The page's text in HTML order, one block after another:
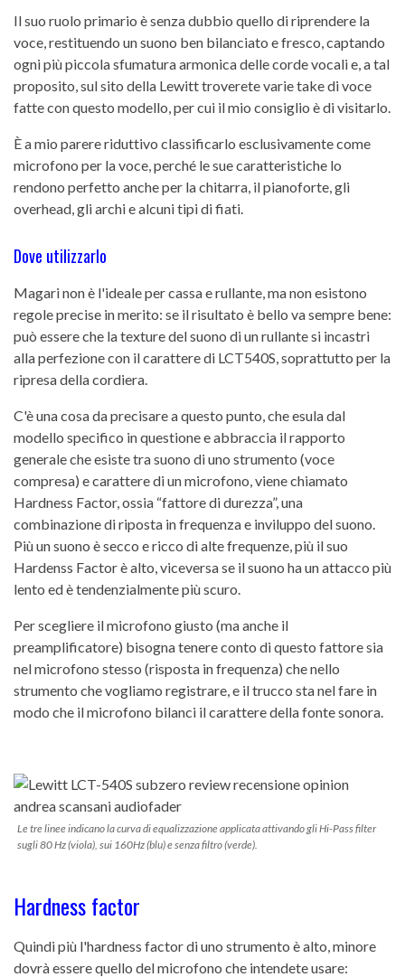
Il suo ruolo primario è senza dubbio quello di riprendere la
voce, restituendo un suono ben bilanciato e fresco, captando
ogni più piccola sfumatura armonica delle corde vocali e, a tal
proposito, sul sito della Lewitt troverete varie take di voce
fatte con questo modello, per cui il mio consiglio è di visitarlo.
È a mio parere riduttivo classificarlo esclusivamente come
microfono per la voce, perché le sue caratteristiche lo
rendono perfetto anche per la chitarra, il pianoforte, gli
overhead, gli archi e alcuni tipi di fiati.
Dove utilizzarlo
Magari non è l'ideale per cassa e rullante, ma non esistono
regole precise in merito: se il risultato è bello va sempre bene:
può essere che la texture del suono di un rullante si incastri
alla perfezione con il carattere di LCT540S, soprattutto per la
ripresa della cordiera.
C'è una cosa da precisare a questo punto, che esula dal
modello specifico in questione e abbraccia il rapporto
generale che esiste tra suono di uno strumento (voce
compresa) e carattere di un microfono, viene chiamato
Hardness Factor, ossia “fattore di durezza”, una
combinazione di riposta in frequenza e inviluppo del suono.
Più un suono è secco e ricco di alte frequenze, più il suo
Hardenss Factor è alto, viceversa se il suono ha un attacco più
lento ed è tendenzialmente più scuro.
Per scegliere il microfono giusto (ma anche il
preamplificatore) bisogna tenere conto di questo fattore sia
nel microfono stesso (risposta in frequenza) che nello
strumento che vogliamo registrare, e il trucco sta nel fare in
modo che il microfono bilanci il carattere della fonte sonora.
Le tre linee indicano la curva di equalizzazione applicata attivando gli Hi-Pass filter
sugli 80 Hz (viola), sui 160Hz (blu) e senza filtro (verde).
Hardness factor
Quindi più l'hardness factor di uno strumento è alto, minore
dovrà essere quello del microfono che intendete usare: